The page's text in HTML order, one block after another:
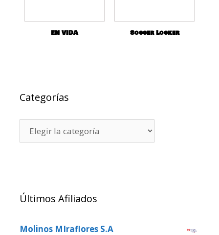
EN VIDA Soccer Locker
Categorías
Últimos Afiliados
Molinos MIraflores S.A